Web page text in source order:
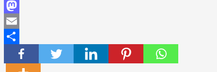
Facebook
Mastodon
Email
Share